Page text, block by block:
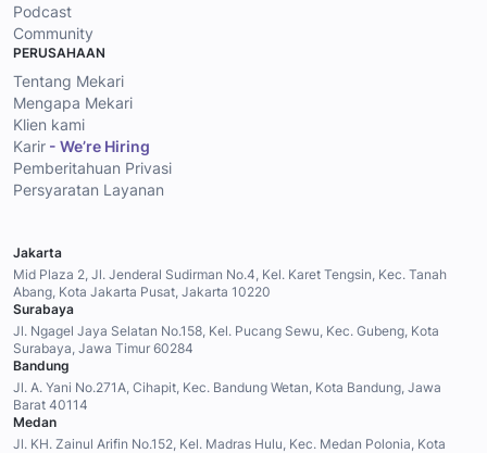
Podcast
Community
PERUSAHAAN
Tentang Mekari
Mengapa Mekari
Klien kami
Karir - We’re Hiring
Pemberitahuan Privasi
Persyaratan Layanan
Jakarta
Mid Plaza 2, Jl. Jenderal Sudirman No.4, Kel. Karet Tengsin, Kec. Tanah
Abang, Kota Jakarta Pusat, Jakarta 10220
Surabaya
Jl. Ngagel Jaya Selatan No.158, Kel. Pucang Sewu, Kec. Gubeng, Kota
Surabaya, Jawa Timur 60284
Bandung
Jl. A. Yani No.271A, Cihapit, Kec. Bandung Wetan, Kota Bandung, Jawa
Barat 40114
Medan
Jl. KH. Zainul Arifin No.152, Kel. Madras Hulu, Kec. Medan Polonia, Kota